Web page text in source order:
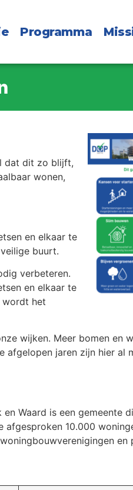
Programma
dat dit zo blijft,
wonen,
en elkaar te
buurt.
verbeteren.
en elkaar te
wordt het
wijken. Meer bomen en
afgelopen jaren zijn hier al
Waard is een gemeente
afgesproken 10.000
en